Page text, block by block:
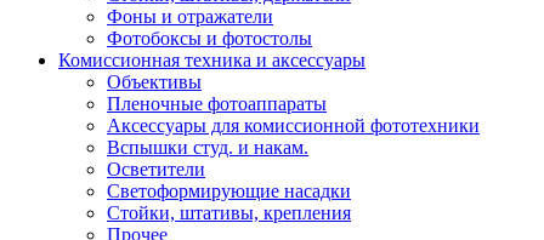
Фоны и отражатели
Фотобоксы и фотостолы
Комиссионная техника и аксессуары
Объективы
Пленочные фотоаппараты
Аксессуары для комиссионной фототехники
Вспышки студ. и накам.
Осветители
Светоформирующие насадки
Стойки, штативы, крепления
Прочее